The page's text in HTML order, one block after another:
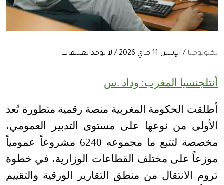
تكنولوجيا / الإثنين 11 ماي 2026 / لا توجد تعليقات:
أنتلجنسيا المغرب: وداد .س
أطلقت الحكومة المغربية منصة رقمية متطورة تُعد
الأولى من نوعها على مستوى التدبير العمومي،
مخصصة لتتبع ما مجموعه 6240 مشروعاً عمومياً
موزعاً على مختلف القطاعات الوزارية، في خطوة
تروم الانتقال من منطق التقارير الورقية والتقييم